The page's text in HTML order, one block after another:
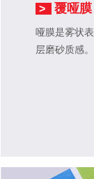
> 覆哑膜
哑膜是雾状
层磨砂质感